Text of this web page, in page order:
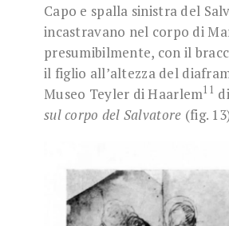
Capo e spalla sinistra del
incastravano nel corpo di
presumibilmente, con il
il figlio all’altezza del
Museo Teyler di Haarlem11
sul corpo del Salvatore (fig.